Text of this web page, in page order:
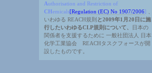
Authorisation and Restriction of
CHemicals[Regulation (EC) No 1907/2006]
いわゆる REACH規則 と2009年1月20日に施
行したいわゆるCLP規則について、
日本の
関係者を支援するために 一般社団法人 日本
化学工業協会 REACHタスクフォースが開
設したものです。